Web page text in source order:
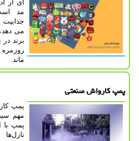
ای از
مد
می
برند
ماند.
پمپ کارواش صنعتی
پمپ
مهم
پمپ با